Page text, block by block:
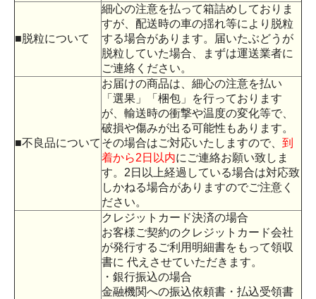
■脱粒について
細心の注意を払って箱詰めしておりま
すが、配送時の車の揺れ等により脱粒
する場合があります。届いたぶどうが
脱粒していた場合、まずは運送業者に
ご連絡ください。
■不良品について
お届けの商品は、細心の注意を払い
「選果」「梱包」を行っております
が、輸送時の衝撃や温度の変化等で、
破損や傷みが出る可能性もあります。
その場合はご対応いたしますので、 到
着から2日以内にご連絡お願い致しま
す。2日以上経過している場合は対応致
しかねる場合がありますのでご注意く
ださい。
クレジットカード決済の場合
お客様ご契約のクレジットカード会社
が発行するご利用明細書をもって領収
書に 代えさせていただきます。
・銀行振込の場合
金融機関への振込依頼書・払込受領書